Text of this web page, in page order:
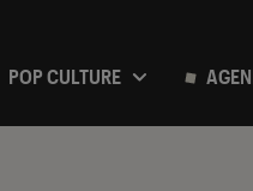
POP CULTURE